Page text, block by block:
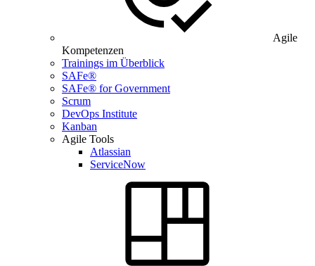
Agile
Kompetenzen
Trainings im Überblick
SAFe®
SAFe® for Government
Scrum
DevOps Institute
Kanban
Agile Tools
Atlassian
ServiceNow